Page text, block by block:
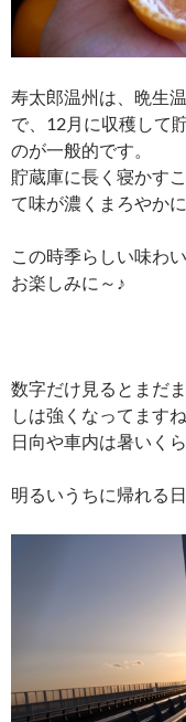
寿太郎温州は、晩生
で、12月に収穫して
のが一般的です。
貯蔵庫に長く寝かす
て味が濃くまろやか
この時季らしい味わ
お楽しみに～♪
数字だけ見るとまだ
しは強くなってますね
日向や車内は暑いく
明るいうちに帰れる